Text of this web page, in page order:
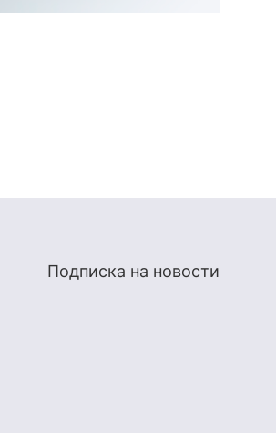
Подписка на новости